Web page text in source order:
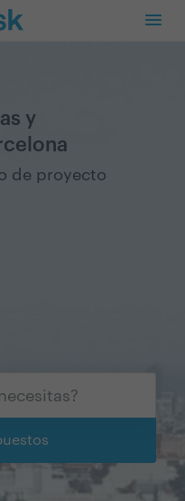
y
de proyecto